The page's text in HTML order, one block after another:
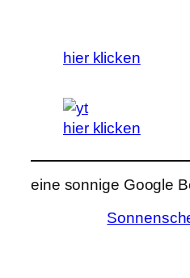
hier klicken
hier klicken
eine sonnige Google